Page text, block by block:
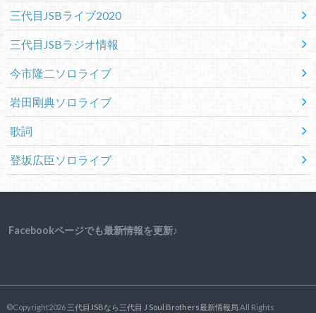
三代目JSBライブ2020
三代目JSBラジオ情報
今市隆二ソロライブ
岩田剛典ソロライブ
歌詞
登坂広臣ソロライブ
Facebookページでも最新情報を更新♪
©Copyright2026 三代目JSBなら三代目 J Soul Brothers最新情報局 .All Rights